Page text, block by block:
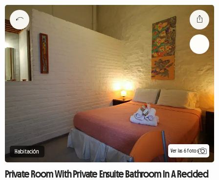
Habitación Ver las 6 fotos
Private Room With Private Ensuite Bathroom In A Recicled